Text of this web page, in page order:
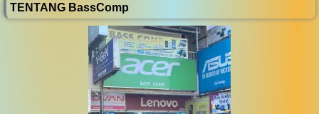
TENTANG BassComp